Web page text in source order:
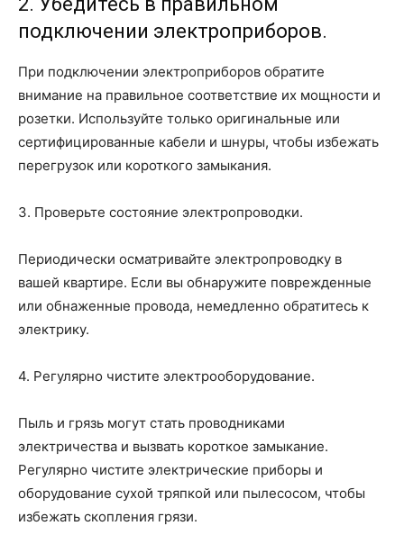
подключении электроприборов.
При подключении электроприборов обратите
внимание на правильное соответствие их мощности и
розетки. Используйте только оригинальные или
сертифицированные кабели и шнуры, чтобы избежать
перегрузок или короткого замыкания.
3. Проверьте состояние электропроводки.
Периодически осматривайте электропроводку в
вашей квартире. Если вы обнаружите поврежденные
или обнаженные провода, немедленно обратитесь к
электрику.
4. Регулярно чистите электрооборудование.
Пыль и грязь могут стать проводниками
электричества и вызвать короткое замыкание.
Регулярно чистите электрические приборы и
оборудование сухой тряпкой или пылесосом, чтобы
избежать скопления грязи.